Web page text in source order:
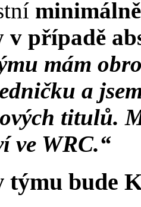
v případě
mám
a
titulů.
ve WRC.“
týmu bude